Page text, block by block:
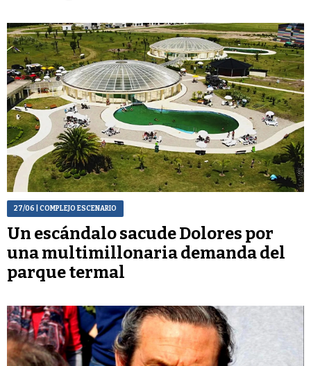
27/06 | COMPLEJO ESCENARIO
Un escándalo sacude Dolores por
una multimillonaria demanda del
parque termal